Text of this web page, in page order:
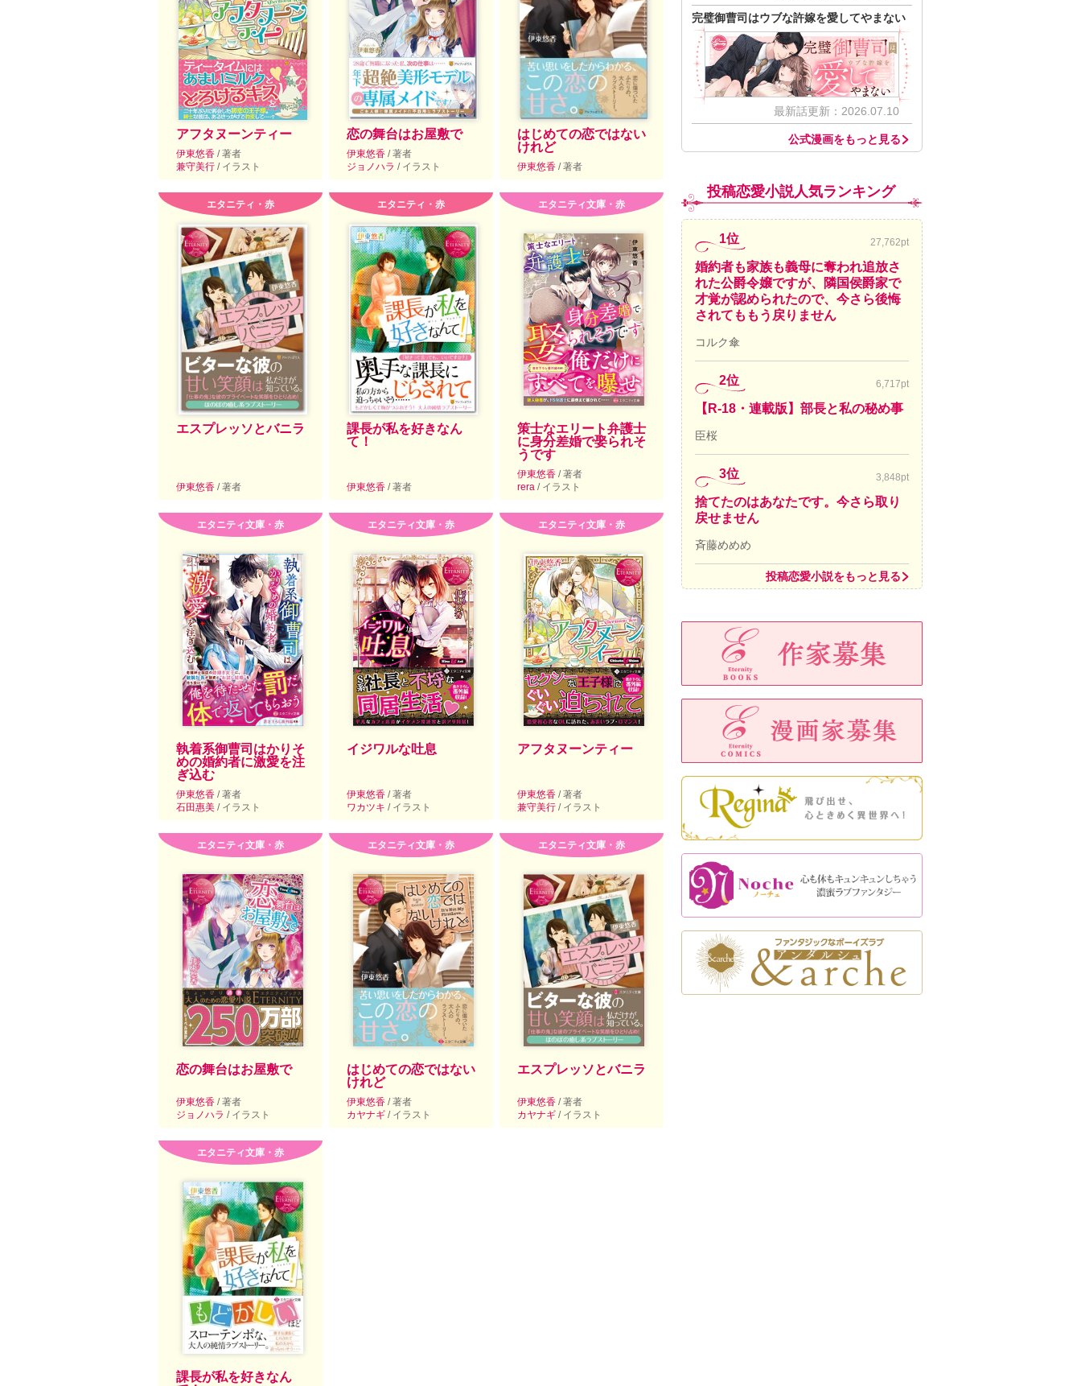
アフタヌーンティー
伊東悠香 / 著者
兼守美行 / イラスト
恋の舞台はお屋敷で
伊東悠香 / 著者
ジョノハラ / イラスト
はじめての恋ではない
けれど
伊東悠香 / 著者
エタニティ・赤
エスプレッソとバニラ
伊東悠香 / 著者
エタニティ・赤
課長が私を好きなん
て！
伊東悠香 / 著者
エタニティ文庫・赤
策士なエリート弁護士
に身分差婚で娶られそ
うです
伊東悠香 / 著者
rera / イラスト
エタニティ文庫・赤
執着系御曹司はかりそ
めの婚約者に激愛を注
ぎ込む
伊東悠香 / 著者
石田惠美 / イラスト
エタニティ文庫・赤
イジワルな吐息
伊東悠香 / 著者
ワカツキ / イラスト
エタニティ文庫・赤
アフタヌーンティー
伊東悠香 / 著者
兼守美行 / イラスト
エタニティ文庫・赤
恋の舞台はお屋敷で
伊東悠香 / 著者
ジョノハラ / イラスト
エタニティ文庫・赤
はじめての恋ではない
けれど
伊東悠香 / 著者
カヤナギ / イラスト
エタニティ文庫・赤
エスプレッソとバニラ
伊東悠香 / 著者
カヤナギ / イラスト
エタニティ文庫・赤
課長が私を好きなん
完璧御曹司はウブな許嫁を愛してやまない
最新話更新：2026.07.10
公式漫画をもっと見る
投稿恋愛小説人気ランキング
1位 27,762pt
婚約者も家族も義母に奪われ追放さ
れた公爵令嬢ですが、隣国侯爵家で
才覚が認められたので、今さら後悔
されてももう戻りません
コルク傘
2位 6,717pt
【R-18・連載版】部長と私の秘め事
臣桜
3位 3,848pt
捨てたのはあなたです。今さら取り
戻せません
斉藤めめめ
投稿恋愛小説をもっと見る